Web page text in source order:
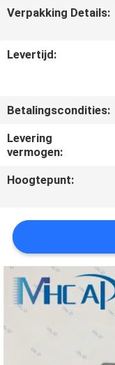
CONTACT
OM
CITAAT
PRIVACY
POLICY
Verpakking Details:
Levertijd:
Betalingscondities:
Levering
vermogen:
Hoogtepunt: